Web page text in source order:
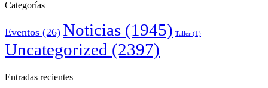
Categorías
Eventos (26) Noticias (1945) Taller (1)
Uncategorized (2397)
Entradas recientes